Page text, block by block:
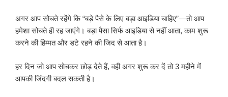
अगर आप सोचते रहेंगे कि “बड़े पैसे के लिए बड़ा आइडिया चाहिए”—तो आप
हमेशा सोचते ही रह जाएंगे। बड़ा पैसा सिर्फ आइडिया से नहीं आता, काम शुरू
करने की हिम्मत और डटे रहने की जिद से आता है।
हर दिन जो आप सोचकर छोड़ देते हैं, वही अगर शुरू कर दें तो 3 महीने में
आपकी जिंदगी बदल सकती है।